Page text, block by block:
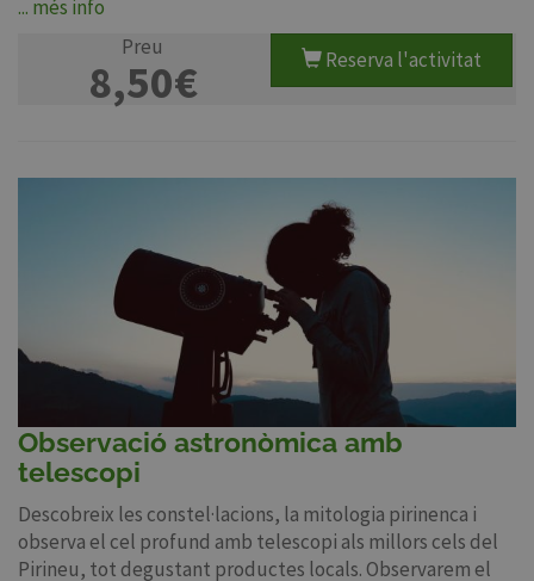
... més info
Preu
8,50€ Reserva l'activitat
Observació astronòmica amb
telescopi
Descobreix les constel·lacions, la mitologia pirinenca i
observa el cel profund amb telescopi als millors cels del
Pirineu, tot degustant productes locals. Observarem el